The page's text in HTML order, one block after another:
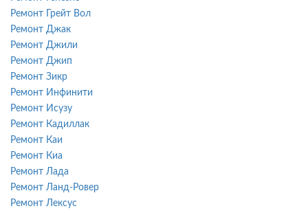
Ремонт Грейт Вол
Ремонт Джак
Ремонт Джили
Ремонт Джип
Ремонт Зикр
Ремонт Инфинити
Ремонт Исузу
Ремонт Кадиллак
Ремонт Каи
Ремонт Киа
Ремонт Лада
Ремонт Ланд-Ровер
Ремонт Лексус